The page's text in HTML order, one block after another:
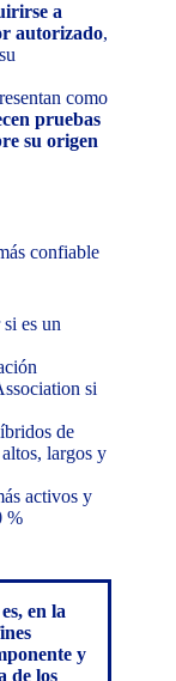
a
autorizado,
como
pruebas
su origen
confiable
es un
si
de
largos y
activos y
%
en la
y
de los